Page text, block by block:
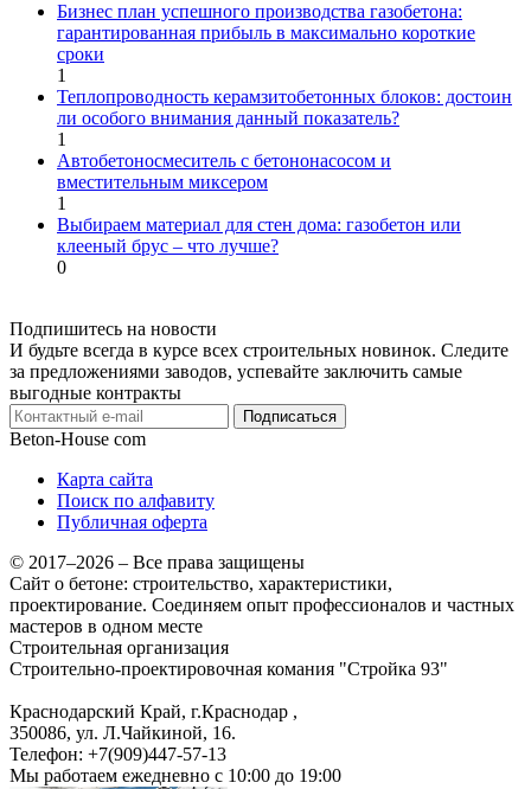
Бизнес план успешного производства газобетона:
гарантированная прибыль в максимально короткие
сроки
1
Теплопроводность керамзитобетонных блоков: достоин
ли особого внимания данный показатель?
1
Автобетоносмеситель с бетононасосом и
вместительным миксером
1
Выбираем материал для стен дома: газобетон или
клееный брус – что лучше?
0
Подпишитесь на новости
И будьте всегда в курсе всех строительных новинок. Следите
за предложениями заводов, успевайте заключить самые
выгодные контракты
Подписаться
Beton-House com
Карта сайта
Поиск по алфавиту
Публичная оферта
© 2017–2026 – Все права защищены
Сайт о бетоне: строительство, характеристики,
проектирование. Соединяем опыт профессионалов и частных
мастеров в одном месте
Строительная организация
Строительно-проектировочная комания "Стройка 93"
Краснодарский Край, г.Краснодар ,
350086, ул. Л.Чайкиной, 16.
Телефон: +7(909)447-57-13
Мы работаем ежедневно с 10:00 до 19:00